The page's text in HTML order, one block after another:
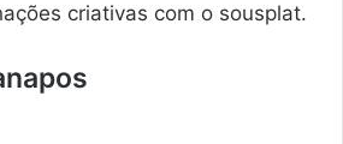
criativas com o sousplat.